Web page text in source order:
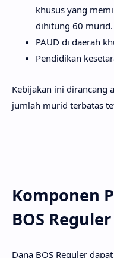
khusus yang
dihitung 60 murid.
PAUD di daerah
Pendidikan
Kebijakan ini dirancang
jumlah murid terbatas
Komponen
BOS Reguler
Dana BOS Reguler